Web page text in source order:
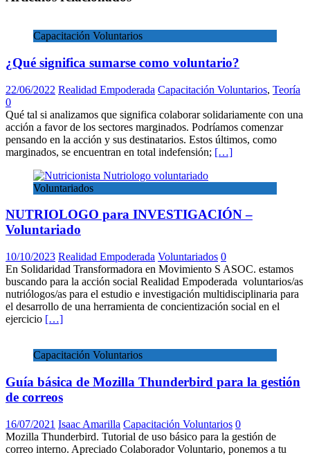
Capacitación Voluntarios
¿Qué significa sumarse como voluntario?
22/06/2022 Realidad Empoderada Capacitación Voluntarios, Teoría
0
Qué tal si analizamos que significa colaborar solidariamente con una
acción a favor de los sectores marginados. Podríamos comenzar
pensando en la acción y sus destinatarios. Estos últimos, como
marginados, se encuentran en total indefensión; […]
Voluntariados
NUTRIOLOGO para INVESTIGACIÓN –
Voluntariado
10/10/2023 Realidad Empoderada Voluntariados 0
En Solidaridad Transformadora en Movimiento S ASOC. estamos
buscando para la acción social Realidad Empoderada voluntarios/as
nutriólogos/as para el estudio e investigación multidisciplinaria para
el desarrollo de una herramienta de concientización social en el
ejercicio […]
Capacitación Voluntarios
Guía básica de Mozilla Thunderbird para la gestión
de correos
16/07/2021 Isaac Amarilla Capacitación Voluntarios 0
Mozilla Thunderbird. Tutorial de uso básico para la gestión de
correo interno. Apreciado Colaborador Voluntario, ponemos a tu